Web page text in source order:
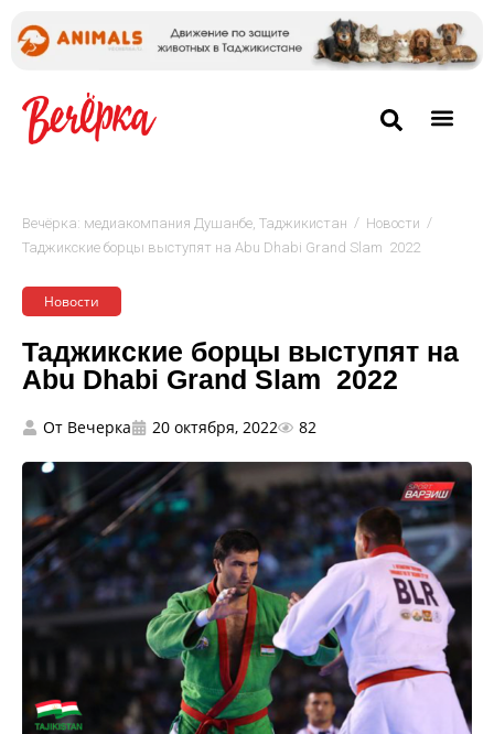
Вечёрка: медиакомпания Душанбе, Таджикистан / Новости /
Таджикские борцы выступят на Abu Dhabi Grand Slam 2022
Новости
Таджикские борцы выступят на
Abu Dhabi Grand Slam 2022
От Вечерка 20 октября, 2022 82